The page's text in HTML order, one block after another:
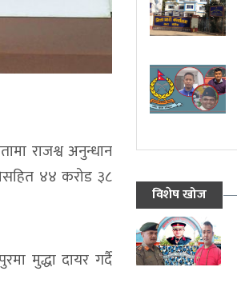
राजश्व अनुन्धान
४४ करोड ३८
मुद्धा दायर गर्दै
विशेष खोज